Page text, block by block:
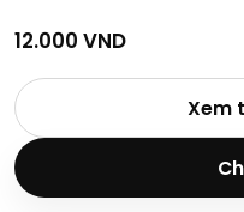
12.000 VND
Xem